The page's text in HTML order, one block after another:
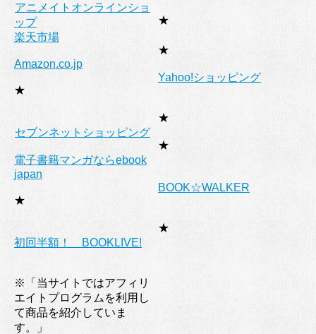
アニメイトオンラインショ
ップ
★
楽天市場
★
Amazon.co.jp
★
Yahoo!ショッピング
★
セブンネットショッピング
★
電子書籍マンガならebook
japan
★
BOOK☆WALKER
★
初回半額！ BOOKLIVE!
※「当サイトではアフィリ
エイトプログラムを利用し
て商品を紹介していま
す。」